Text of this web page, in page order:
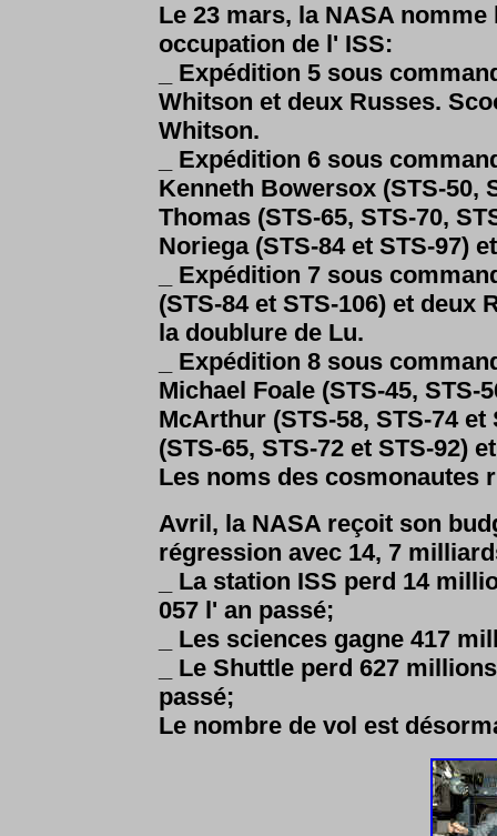
Le 23 mars, la NASA
occupation de l' ISS:
_ Expédition 5 sous
Whitson et deux Russes.
Whitson.
_ Expédition 6 sous
Kenneth Bowersox (STS-50,
Thomas (STS-65, STS-70,
Noriega (STS-84 et STS-97)
_ Expédition 7 sous
(STS-84 et STS-106) et deux
la doublure de Lu.
_ Expédition 8 sous
Michael Foale (STS-45, STS-
McArthur (STS-58, STS-74
(STS-65, STS-72 et STS-92)
Les noms des cosmonautes
Avril, la NASA reçoit son
régression avec 14, 7
_ La station ISS perd 14
057 l' an passé;
_ Les sciences gagne 417
_ Le Shuttle perd 627
passé;
Le nombre de vol est